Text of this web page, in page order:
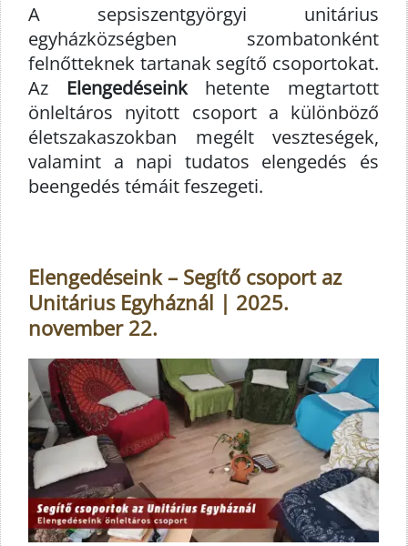
A sepsiszentgyörgyi unitárius
egyházközségben szombatonként
felnőtteknek tartanak segítő csoportokat.
Az Elengedéseinkhetente megtartott
önleltáros nyitott csoport a különböző
életszakaszokban megélt veszteségek,
valamint a napi tudatos elengedés és
beengedés témáit feszegeti.
Elengedéseink – Segítő csoport az
Unitárius Egyháznál | 2025.
november 22.